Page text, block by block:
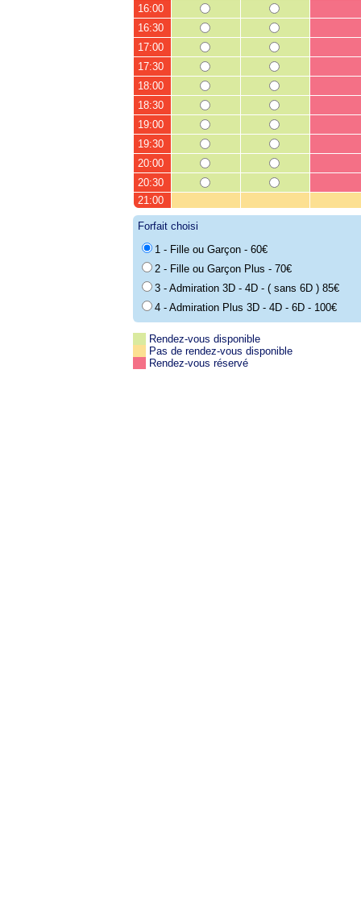
16:00
16:30
17:00
17:30
18:00
18:30
19:00
19:30
20:00
20:30
21:00
Forfait choisi
1 - Fille ou Garçon - 60€
2 - Fille ou Garçon Plus - 70€
3 - Admiration 3D - 4D - ( sans 6D ) 85€
4 - Admiration Plus 3D - 4D - 6D - 100€
Rendez-vous disponible
Pas de rendez-vous disponible
Rendez-vous réservé